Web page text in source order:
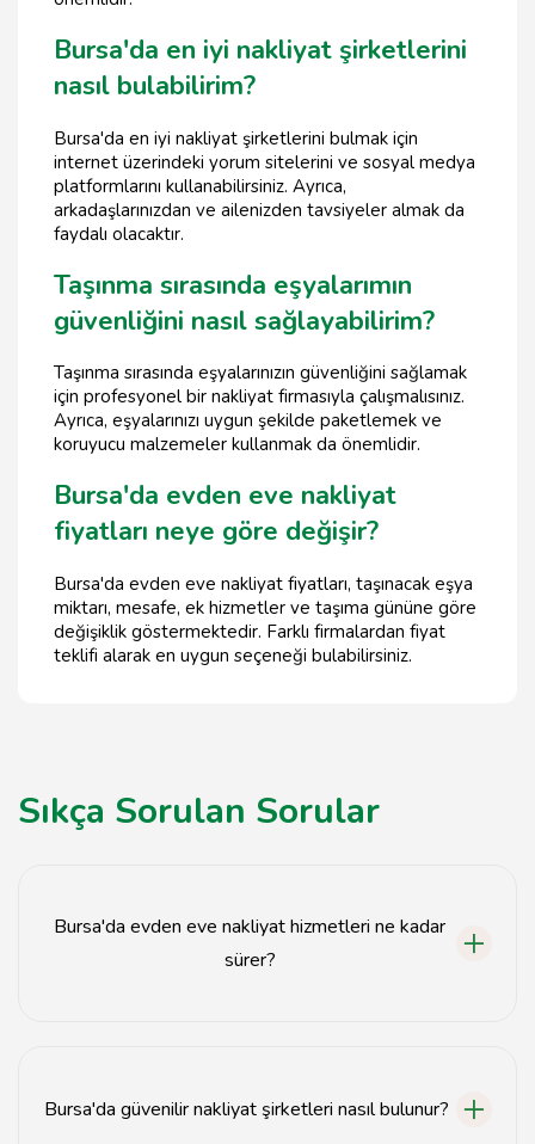
Bursa'da en iyi nakliyat şirketlerini
nasıl bulabilirim?
Bursa'da en iyi nakliyat şirketlerini bulmak için
internet üzerindeki yorum sitelerini ve sosyal medya
platformlarını kullanabilirsiniz. Ayrıca,
arkadaşlarınızdan ve ailenizden tavsiyeler almak da
faydalı olacaktır.
Taşınma sırasında eşyalarımın
güvenliğini nasıl sağlayabilirim?
Taşınma sırasında eşyalarınızın güvenliğini sağlamak
için profesyonel bir nakliyat firmasıyla çalışmalısınız.
Ayrıca, eşyalarınızı uygun şekilde paketlemek ve
koruyucu malzemeler kullanmak da önemlidir.
Bursa'da evden eve nakliyat
fiyatları neye göre değişir?
Bursa'da evden eve nakliyat fiyatları, taşınacak eşya
miktarı, mesafe, ek hizmetler ve taşıma gününe göre
değişiklik göstermektedir. Farklı firmalardan fiyat
teklifi alarak en uygun seçeneği bulabilirsiniz.
Sıkça Sorulan Sorular
Bursa'da evden eve nakliyat hizmetleri ne kadar
sürer?
Bursa'da güvenilir nakliyat şirketleri nasıl bulunur?